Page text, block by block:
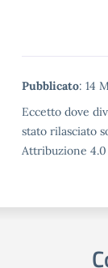
Pubblicato: 14
Eccetto dove
stato rilasciato
Attribuzione